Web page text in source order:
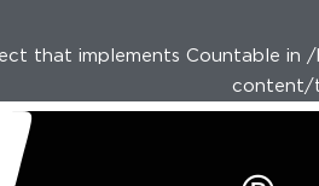
that implements Countable
content/